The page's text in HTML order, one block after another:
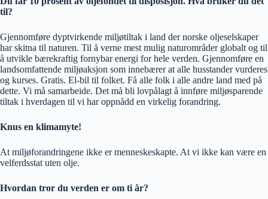
til?
Gjennomføre dyptvirkende miljøtiltak i land der norske oljeselskaper
har skitna til naturen. Til å verne mest mulig naturområder globalt og til
å utvikle bærekraftig fornybar energi for hele verden. Gjennomføre en
landsomfattende miljøaksjon som innebærer at alle husstander vurderes
og kurses. Gratis. El-bil til folket. Få alle folk i alle andre land med på
dette. Vi må samarbeide. Det må bli lovpålagt å innføre miljøsparende
tiltak i hverdagen til vi har oppnådd en virkelig forandring.
Knus en klimamyte!
At miljøforandringene ikke er menneskeskapte. At vi ikke kan være en
velferdsstat uten olje.
Hvordan tror du verden er om ti år?